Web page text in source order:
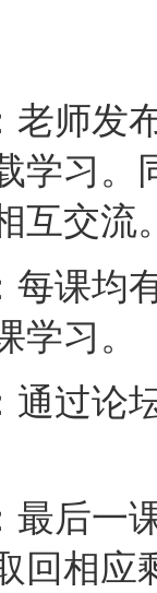
老师发
学习
互交流
每课均
学习。
通过论
最后一
回相应